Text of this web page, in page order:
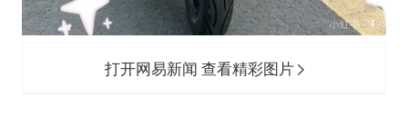
打开网易新闻 查看精彩图片